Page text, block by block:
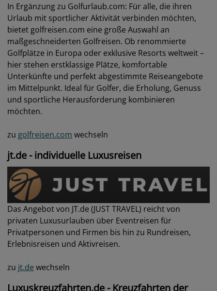
In Ergänzung zu Golfurlaub.com: Für alle, die ihren
Urlaub mit sportlicher Aktivität verbinden möchten,
bietet golfreisen.com eine große Auswahl an
maßgeschneiderten Golfreisen. Ob renommierte
Golfplätze in Europa oder exklusive Resorts weltweit –
hier stehen erstklassige Plätze, komfortable
Unterkünfte und perfekt abgestimmte Reiseangebote
im Mittelpunkt. Ideal für Golfer, die Erholung, Genuss
und sportliche Herausforderung kombinieren
möchten.
zu golfreisen.com wechseln
jt.de - individuelle Luxusreisen
Das Angebot von JT.de (JUST TRAVEL) reicht von
privaten Luxusurlauben über Eventreisen für
Privatpersonen und Firmen bis hin zu Rundreisen,
Erlebnisreisen und Aktivreisen.
zu jt.de wechseln
Luxuskreuzfahrten.de - Kreuzfahrten der